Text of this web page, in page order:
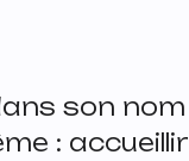
son nom
: accueillir